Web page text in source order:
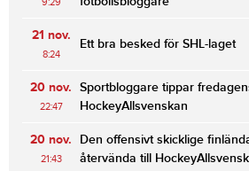
21 nov.
8:24
Ett bra besked för SHL-laget
20 nov.
22:47
Sportbloggare tippar
HockeyAllsvenskan
20 nov.
21:43
Den offensivt skicklige
återvända till